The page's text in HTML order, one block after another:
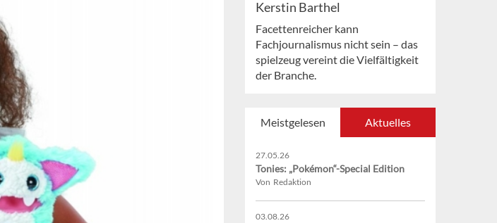
Kerstin Barthel
Facettenreicher kann
Fachjournalismus nicht sein – das
spielzeug vereint die Vielfältigkeit
der Branche.
Meistgelesen Aktuelles
27.05.26
Tonies: „Pokémon“-Special Edition
Von Redaktion
03.08.26